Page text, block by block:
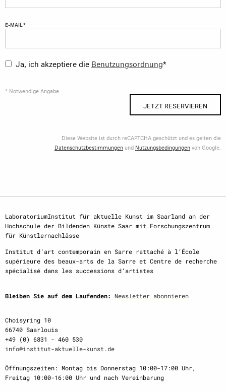
E-MAIL *
Ja, ich akzeptiere die Benutzungsordnung*
* Notwendige Angabe
JETZT RESERVIEREN
Diese Website ist durch reCAPTCHA geschützt und es gelten die
Datenschutzbestimmungen und Nutzungsbedingungenvon Google.
LaboratoriumInstitut für aktuelle Kunst im Saarland an der
Hochschule der Bildenden Künste Saar mit Forschungszentrum
für Künstlernachlässe
Institut d‘art contemporain en Sarre rattaché à l‘École
supérieure des beaux-arts de la Sarre et Centre de recherche
spécialisé dans les successions d‘artistes
Bleiben Sie auf dem Laufenden: Newsletter abonnieren
Choisyring 10
66740 Saarlouis
+49 (0) 6831 - 460 530
info@institut-aktuelle-kunst.de
Öffnungszeiten: Montag bis Donnerstag 10:00-17:00 Uhr,
Freitag 10:00-16:00 Uhr und nach Vereinbarung